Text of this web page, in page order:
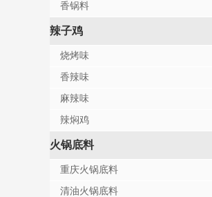
香锅料
辣子鸡
烧烤味
香辣味
麻辣味
辣焖鸡
火锅底料
重庆火锅底料
清油火锅底料